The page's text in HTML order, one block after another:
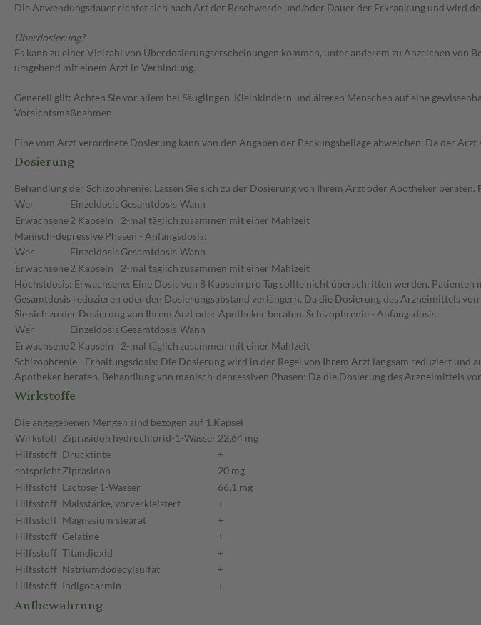
Die Anwendungsdauer richtet sich nach Art der Beschwerde und/oder Dauer der Erkrankung und wird
Überdosierung?
Es kann zu einer Vielzahl von Überdosierungserscheinungen kommen, unter anderem zu Anzeichen
umgehend mit einem Arzt in Verbindung.
Generell gilt: Achten Sie vor allem bei Säuglingen, Kleinkindern und älteren Menschen auf eine
Vorsichtsmaßnahmen.
Eine vom Arzt verordnete Dosierung kann von den Angaben der Packungsbeilage abweichen. Da der
Dosierung
Behandlung der Schizophrenie: Lassen Sie sich zu der Dosierung von Ihrem Arzt oder Apotheker
Wer
Einzeldosis Gesamtdosis Wann
Erwachsene2 Kapseln 2-mal täglich zusammen mit einer Mahlzeit
Manisch-depressive Phasen - Anfangsdosis:
Wer
Einzeldosis Gesamtdosis Wann
Erwachsene2 Kapseln 2-mal täglich zusammen mit einer Mahlzeit
Höchstdosis: Erwachsene: Eine Dosis von 8 Kapseln pro Tag sollte nicht überschritten werden.
Gesamtdosis reduzieren oder den Dosierungsabstand verlängern. Da die Dosierung des Arzneimittels
Sie sich zu der Dosierung von Ihrem Arzt oder Apotheker beraten. Schizophrenie - Anfangsdosis:
Wer
Einzeldosis Gesamtdosis Wann
Erwachsene2 Kapseln 2-mal täglich zusammen mit einer Mahlzeit
Schizophrenie - Erhaltungsdosis: Die Dosierung wird in der Regel von Ihrem Arzt langsam reduziert und
Apotheker beraten. Behandlung von manisch-depressiven Phasen: Da die Dosierung des Arzneimittels
Wirkstoffe
Die angegebenen Mengen sind bezogen auf 1 Kapsel
Wirkstoff Ziprasidon hydrochlorid-1-Wasser 22,64 mg
Hilfsstoff Drucktinte
+
entsprichtZiprasidon
20 mg
Hilfsstoff Lactose-1-Wasser
66,1 mg
Hilfsstoff Maisstärke, vorverkleistert
+
Hilfsstoff Magnesium stearat
+
Hilfsstoff Gelatine
+
Hilfsstoff Titandioxid
+
Hilfsstoff Natriumdodecylsulfat
+
Hilfsstoff Indigocarmin +
Aufbewahrung